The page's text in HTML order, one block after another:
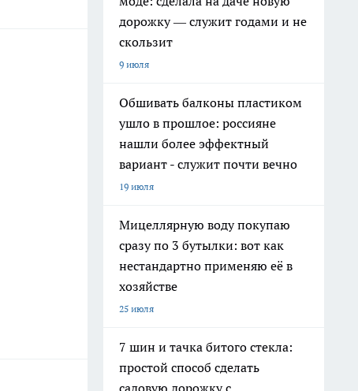
дорожку — служит годами и не
скользит
9 июля
Обшивать балконы пластиком
ушло в прошлое: россияне
нашли более эффектный
вариант - служит почти вечно
19 июля
Мицеллярную воду покупаю
сразу по 3 бутылки: вот как
нестандартно применяю её в
хозяйстве
25 июля
7 шин и тачка битого стекла:
простой способ сделать
садовую дорожку с